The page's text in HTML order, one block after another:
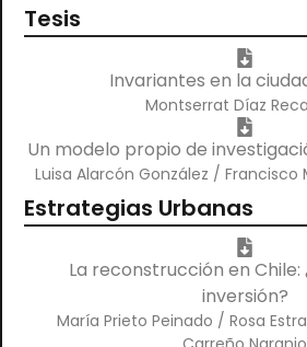
Tesis
Invariantes en la
Montserrat Díaz
Un modelo propio de
Luisa Alarcón González /
Estrategias Urbanas
La reconstrucción en
inversión?
María Prieto Peinado / Rosa